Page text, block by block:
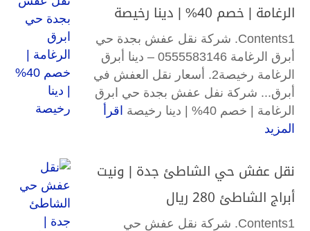
الرغامة | خصم 40% | دينا رخيصة
Contents1. شركة نقل عفش بجدة حي
أبرق الرغامة 0555583146 – دينا أبرق
الرغامة رخيصة2. أسعار نقل العفش في
أبرق... شركة نفل عفش بجدة حي ابرق
الرغامة | خصم 40% | دينا رخيصة
اقرأ
المزيد
نقل عفش حي الشاطئ جدة | ونيت
أبراج الشاطئ 280 ريال
Contents1. شركة نقل عفش حي